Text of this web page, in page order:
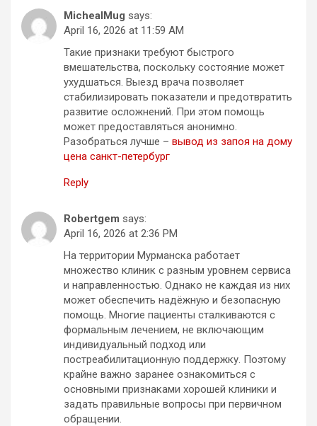
MichealMug says:
April 16, 2026 at 11:59 AM
Такие признаки требуют быстрого
вмешательства, поскольку состояние может
ухудшаться. Выезд врача позволяет
стабилизировать показатели и предотвратить
развитие осложнений. При этом помощь
может предоставляться анонимно.
Разобраться лучше – вывод из запоя на дому
цена санкт-петербург
Reply
Robertgem says:
April 16, 2026 at 2:36 PM
На территории Мурманска работает
множество клиник с разным уровнем сервиса
и направленностью. Однако не каждая из них
может обеспечить надёжную и безопасную
помощь. Многие пациенты сталкиваются с
формальным лечением, не включающим
индивидуальный подход или
постреабилитационную поддержку. Поэтому
крайне важно заранее ознакомиться с
основными признаками хорошей клиники и
задать правильные вопросы при первичном
обращении.